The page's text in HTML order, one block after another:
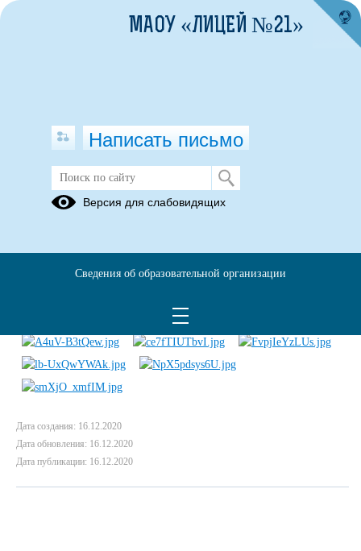
Областная акция "Спасибо врачам!"
Учащиеся МАОУ "Лицей № 21" приняли участие в Областной
акции "Спасибо врачам!", выразив благодарность тем, кто
Дата создания: 16.12.2020
Дата обновления: 16.12.2020
Дата публикации: 16.12.2020
МАОУ «ЛИЦЕЙ №21»
Написать письмо
Версия для слабовидящих
Сведения об образовательной организации